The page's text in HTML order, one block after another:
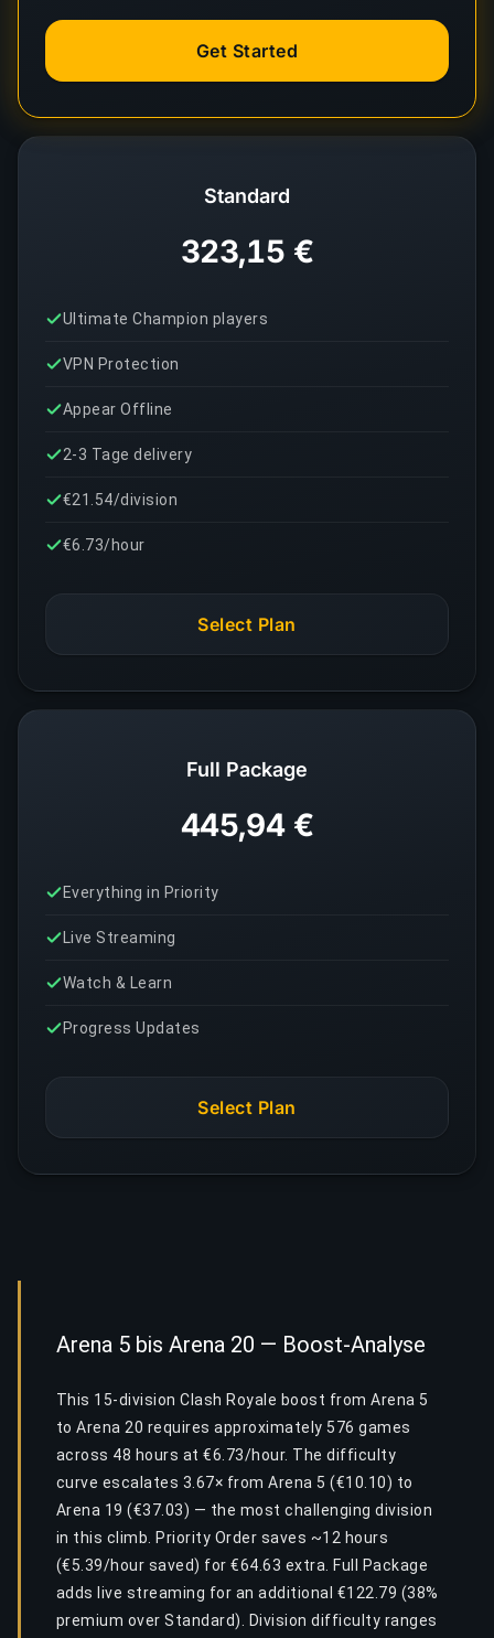
Standard
323,15 €
Ultimate Champion players
VPN Protection
Appear Offline
2-3 Tage delivery
€21.54/division
€6.73/hour
Select Plan
Get Started
Full Package
445,94 €
Everything in Priority
Live Streaming
Watch & Learn
Progress Updates
Select Plan
Arena 5 bis Arena 20 — Boost-Analyse
This 15-division Clash Royale boost from Arena 5
to Arena 20 requires approximately 576 games
across 48 hours at €6.73/hour. The difficulty
curve escalates 3.67× from Arena 5 (€10.10) to
Arena 19 (€37.03) — the most challenging division
in this climb. Priority Order saves ~12 hours
(€5.39/hour saved) for €64.63 extra. Full Package
adds live streaming for an additional €122.79 (38%
premium over Standard). Division difficulty ranges